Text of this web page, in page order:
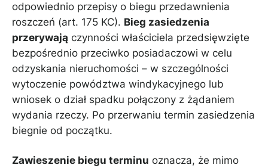
odpowiednio przepisy o biegu przedawnienia
roszczeń (art. 175 KC). Bieg zasiedzenia
przerywają czynności właściciela przedsięwzięte
bezpośrednio przeciwko posiadaczowi w celu
odzyskania nieruchomości – w szczególności
wytoczenie powództwa windykacyjnego lub
wniosek o dział spadku połączony z żądaniem
wydania rzeczy. Po przerwaniu termin zasiedzenia
biegnie od początku.
Zawieszenie biegu terminu oznacza, że mimo